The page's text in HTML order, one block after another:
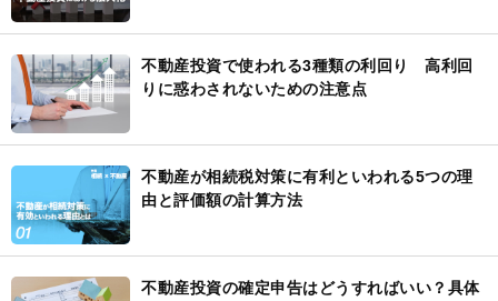
不動産投資で使われる3種類の利回り 高利回
りに惑わされないための注意点
不動産が相続税対策に有利といわれる5つの理
由と評価額の計算方法
不動産投資の確定申告はどうすればいい？具体